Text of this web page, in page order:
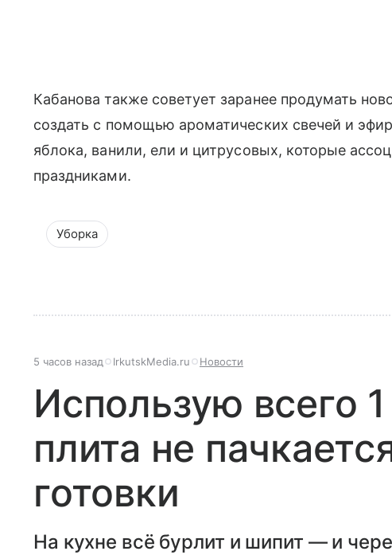
Кабанова также советует заранее продумать
создать с помощью ароматических свечей и
яблока, ванили, ели и цитрусовых, которые
праздниками.
Уборка
5 часов назад IrkutskMedia.ru Новости
Использую всего
плита не
готовки
На кухне всё бурлит и шипит — и